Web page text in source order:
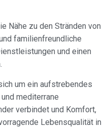
Nähe zu den Stränden von
familienfreundliche
und einen
um ein aufstrebendes
mediterrane
verbindet und Komfort,
Lebensqualität in